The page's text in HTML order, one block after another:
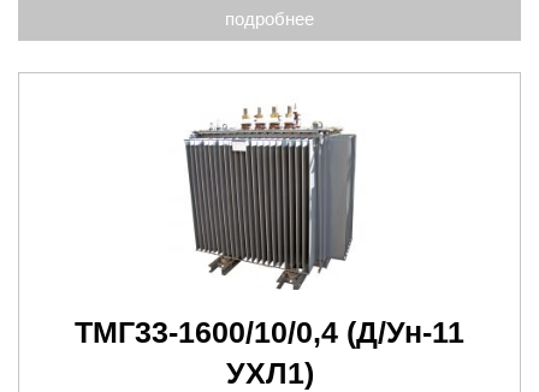
подробнее
ТМГ33-1600/10/0,4 (Д/Ун-11
УХЛ1)